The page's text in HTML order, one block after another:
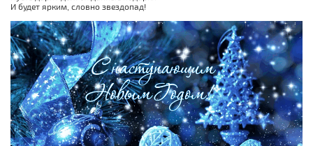
И будет ярким, словно звездопад!